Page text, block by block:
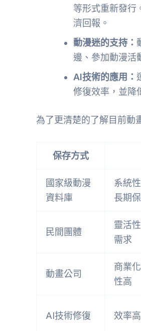
等形式重新發行
濟回報。
動漫迷的支持：
邊、參加動漫活
AI技術的應用：
修復效率，並降
為了更清楚的了解目前動
保存方式
國家級動漫
資料庫
系統
長期
民間團體
靈活
需求
動畫公司
商業
性高
AI技術修復 效率